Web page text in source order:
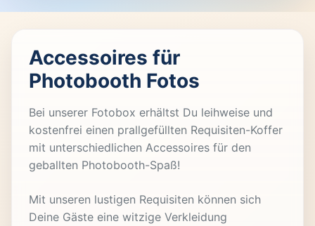
Accessoires für
Photobooth Fotos
Bei unserer Fotobox erhältst Du leihweise und
kostenfrei einen prallgefüllten Requisiten-Koffer
mit unterschiedlichen Accessoires für den
geballten Photobooth-Spaß!
Mit unseren lustigen Requisiten können sich
Deine Gäste eine witzige Verkleidung